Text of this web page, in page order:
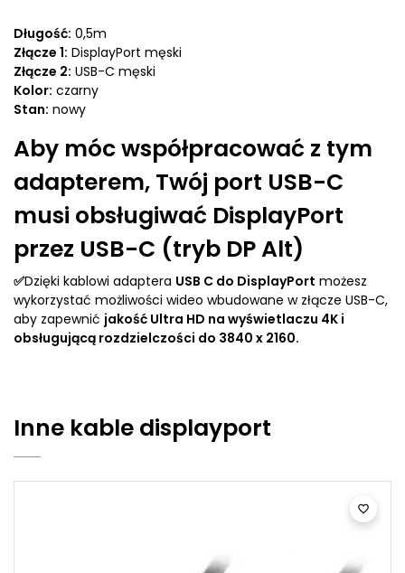
Długość: 0,5m
Złącze 1: DisplayPort męski
Złącze 2: USB-C męski
Kolor: czarny
Stan: nowy
Aby móc współpracować z tym
adapterem, Twój port USB-C
musi obsługiwać DisplayPort
przez USB-C (tryb DP Alt)
✅Dzięki kablowi adaptera USB C do DisplayPort możesz
wykorzystać możliwości wideo wbudowane w złącze USB-C,
aby zapewnić jakość Ultra HD na wyświetlaczu 4K i
obsługującą rozdzielczości do 3840 x 2160.
Inne kable displayport
